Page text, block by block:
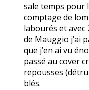
sale temps pour
comptage de
labourés et avec
de Mauggio j’ai
que j’en ai vu
passé au cover
repousses
blés.